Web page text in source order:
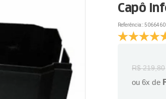
Capô
Referência::
R$ 219,80
ou6x de